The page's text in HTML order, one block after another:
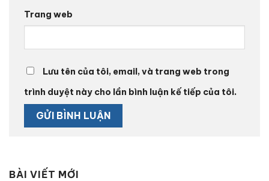
Trang web
Lưu tên của tôi, email, và trang web trong
trình duyệt này cho lần bình luận kế tiếp của tôi.
BÀI VIẾT MỚI